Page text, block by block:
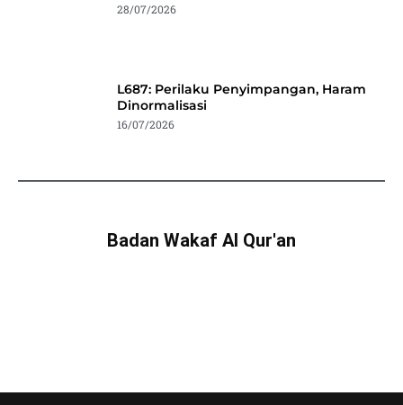
28/07/2026
L687: Perilaku Penyimpangan, Haram
Dinormalisasi
16/07/2026
Badan Wakaf Al Qur'an